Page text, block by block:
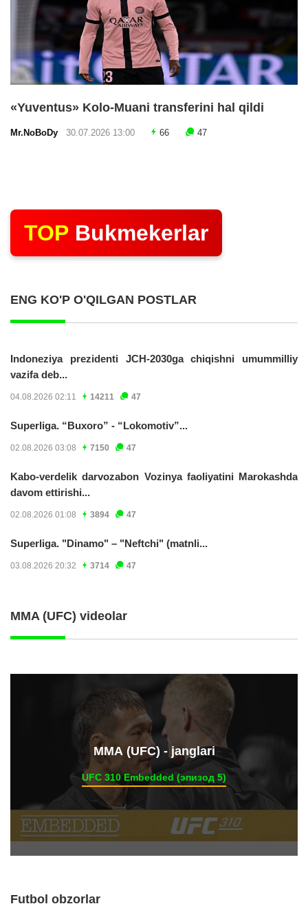
«Yuventus» Kolo-Muani transferini hal qildi
Mr.NoBoDy 30.07.2026 13:00 66 47
TOP Bukmekerlar
ENG KO'P O'QILGAN POSTLAR
Indoneziya prezidenti JCH-2030ga chiqishni umummilliy
vazifa deb...
04.08.2026 02:11 14211 47
Superliga. “Buxoro” - “Lokomotiv”...
02.08.2026 03:08 7150 47
Kabo-verdelik darvozabon Vozinya faoliyatini Marokashda
davom ettirishi...
02.08.2026 01:08 3894 47
Superliga. "Dinamo" – "Neftchi" (matnli...
03.08.2026 20:32 3714 47
MMA (UFC) videolar
ММА (UFC) - janglari
UFC 310 Embedded (эпизод 5)
Futbol obzorlar